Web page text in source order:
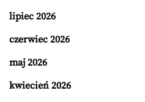
lipiec 2026
czerwiec 2026
maj 2026
kwiecień 2026